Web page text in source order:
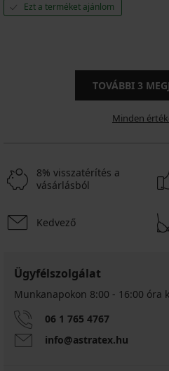
Ezt a terméket ajánlom
TOVÁBBI 3
Minden
8% visszatérítés a
vásárlásból
Kedvező
Ügyfélszolgálat
Munkanapokon 8:00 - 16:00 óra
06 1 765 4767
info@astratex.hu